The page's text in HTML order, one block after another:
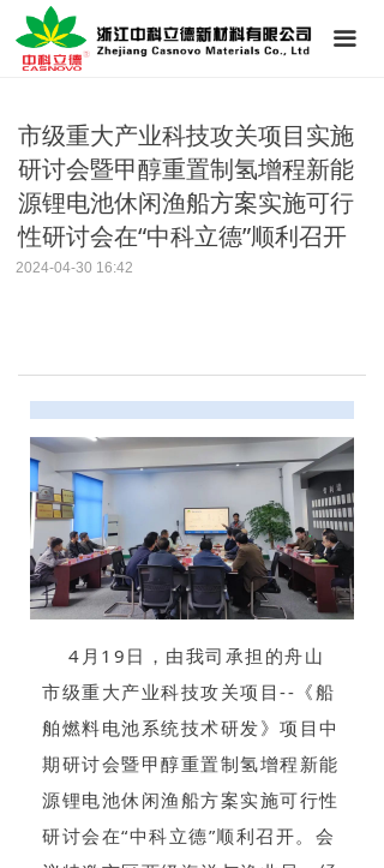
끀
首页
新闻中心
产品展示
技术支持
市级重大产业科技攻关项目实施
研讨会暨甲醇重置制氢增程新能
源锂电池休闲渔船方案实施可行
性研讨会在“中科立德”顺利召开
2024-04-30 16:42
4月19日，由我司承担的舟山
市级重大产业科技攻关项目--《船
舶燃料电池系统技术研发》项目中
期研讨会暨甲醇重置制氢增程新能
源锂电池休闲渔船方案实施可行性
研讨会在“中科立德”顺利召开。会